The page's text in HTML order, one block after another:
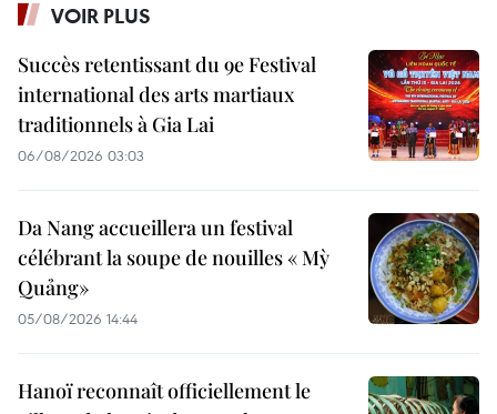
VOIR PLUS
Succès retentissant du 9e Festival
international des arts martiaux
traditionnels à Gia Lai
06/08/2026 03:03
Da Nang accueillera un festival
célébrant la soupe de nouilles « Mỳ
Quảng»
05/08/2026 14:44
Hanoï reconnaît officiellement le